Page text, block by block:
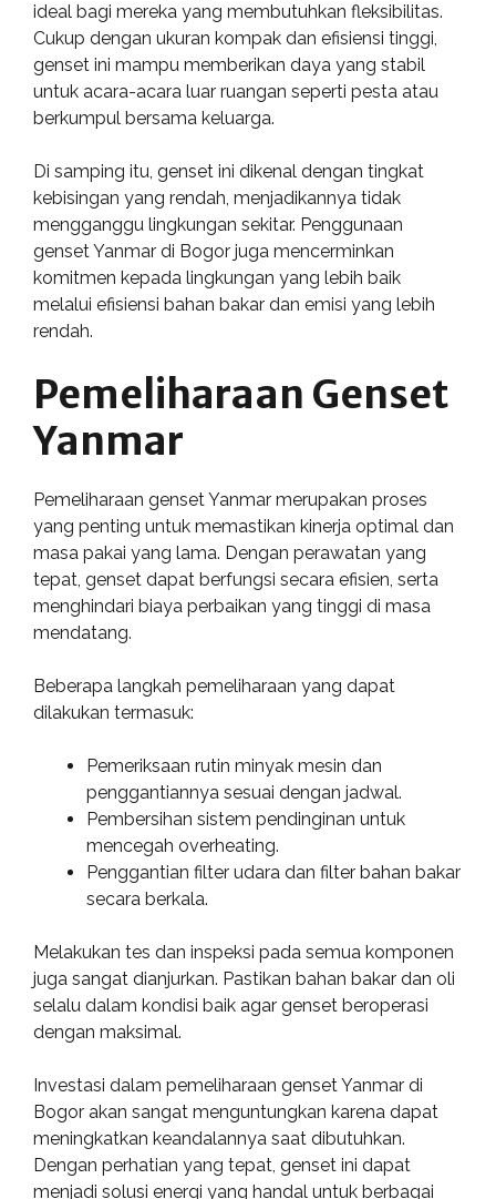
ideal bagi mereka yang membutuhkan fleksibilitas.
Cukup dengan ukuran kompak dan efisiensi tinggi,
genset ini mampu memberikan daya yang stabil
untuk acara-acara luar ruangan seperti pesta atau
berkumpul bersama keluarga.
Di samping itu, genset ini dikenal dengan tingkat
kebisingan yang rendah, menjadikannya tidak
mengganggu lingkungan sekitar. Penggunaan
genset Yanmar di Bogor juga mencerminkan
komitmen kepada lingkungan yang lebih baik
melalui efisiensi bahan bakar dan emisi yang lebih
rendah.
Pemeliharaan Genset
Yanmar
Pemeliharaan genset Yanmar merupakan proses
yang penting untuk memastikan kinerja optimal dan
masa pakai yang lama. Dengan perawatan yang
tepat, genset dapat berfungsi secara efisien, serta
menghindari biaya perbaikan yang tinggi di masa
mendatang.
Beberapa langkah pemeliharaan yang dapat
dilakukan termasuk:
Pemeriksaan rutin minyak mesin dan
penggantiannya sesuai dengan jadwal.
Pembersihan sistem pendinginan untuk
mencegah overheating.
Penggantian filter udara dan filter bahan bakar
secara berkala.
Melakukan tes dan inspeksi pada semua komponen
juga sangat dianjurkan. Pastikan bahan bakar dan oli
selalu dalam kondisi baik agar genset beroperasi
dengan maksimal.
Investasi dalam pemeliharaan genset Yanmar di
Bogor akan sangat menguntungkan karena dapat
meningkatkan keandalannya saat dibutuhkan.
Dengan perhatian yang tepat, genset ini dapat
menjadi solusi energi yang handal untuk berbagai